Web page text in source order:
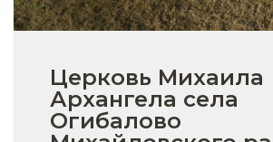
Церковь Михаила
Архангела села
Огибалово